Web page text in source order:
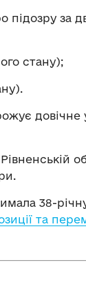
підозру за
стану);
довічне
38-
та